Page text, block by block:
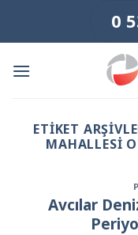
content
0
ETIKET
MAHALLESI
Avcılar